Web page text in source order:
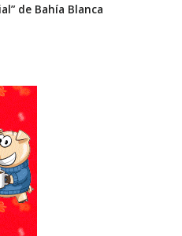
de Bahía Blanca